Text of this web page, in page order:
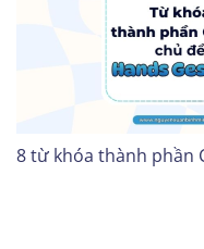
8 từ khóa thành phần